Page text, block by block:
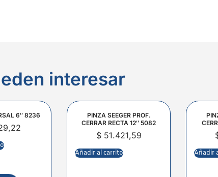
interesar
6″ 8236
PINZA SEEGER PROF.
CERRAR RECTA 12″ 5082
$51.421,59
Añadir al carrito Añadir